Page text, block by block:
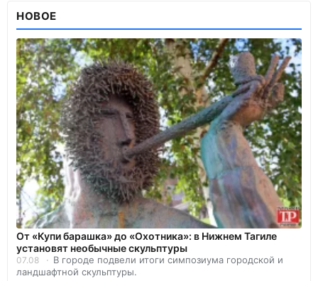
НОВОЕ
От «Купи барашка» до «Охотника»: в Нижнем Тагиле
установят необычные скульптуры
07.08
В городе подвели итоги симпозиума городской и
ландшафтной скульптуры.